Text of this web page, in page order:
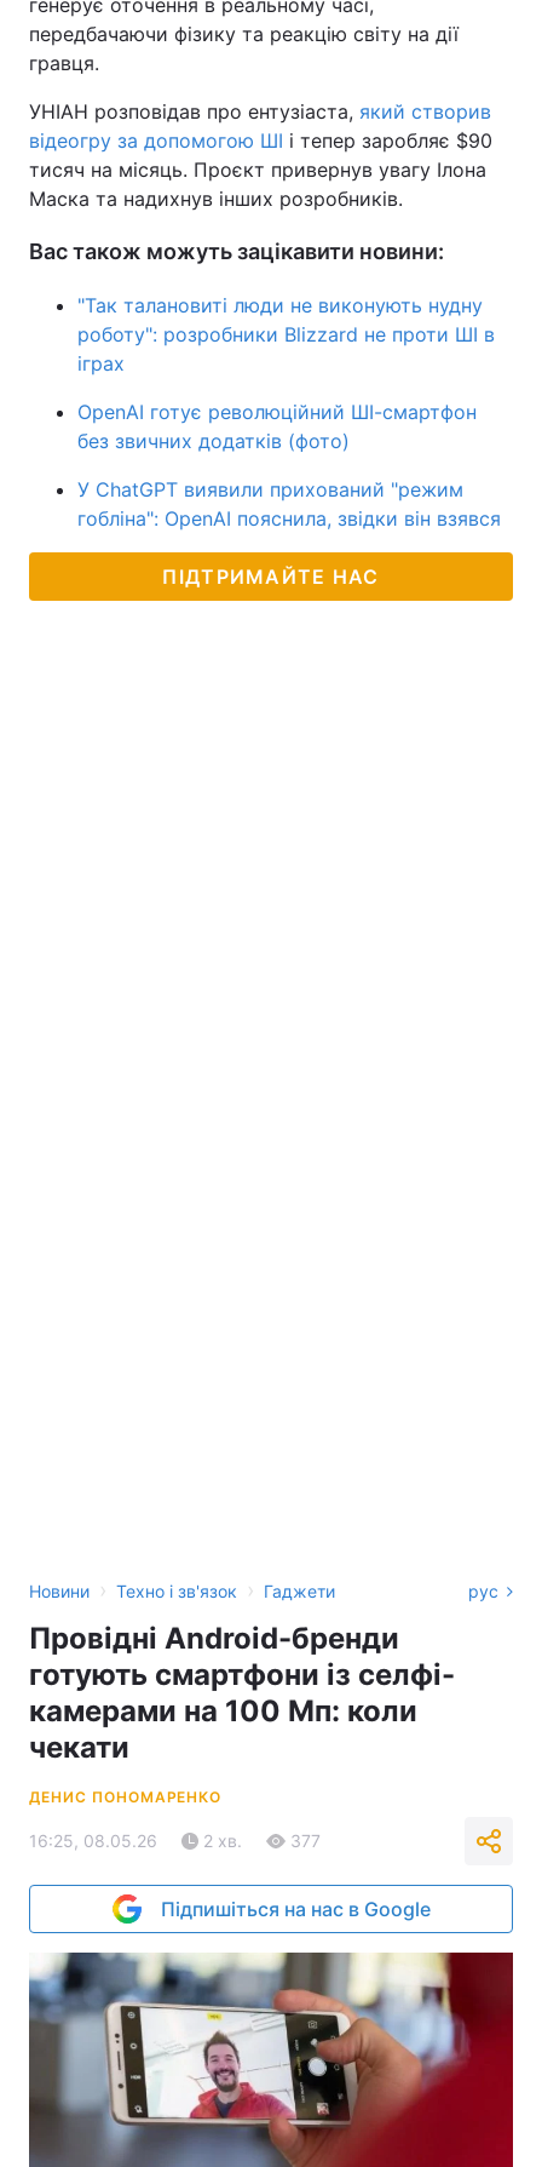
генерує оточення в реальному часі,
передбачаючи фізику та реакцію світу на дії
гравця.
УНІАН розповідав про ентузіаста, який створив
відеогру за допомогою ШІ і тепер заробляє $90
тисяч на місяць. Проєкт привернув увагу Ілона
Маска та надихнув інших розробників.
Вас також можуть зацікавити новини:
"Так талановиті люди не виконують нудну
роботу": розробники Blizzard не проти ШІ в
іграх
OpenAI готує революційний ШІ-смартфон
без звичних додатків (фото)
У ChatGPT виявили прихований "режим
гобліна": OpenAI пояснила, звідки він взявся
ПІДТРИМАЙТЕ НАС
Новини › Техно і зв'язок › Гаджети рус
Провідні Android-бренди
готують смартфони із селфі-
камерами на 100 Мп: коли
чекати
ДЕНИС ПОНОМАРЕНКО
16:25, 08.05.26 2 хв. 377
Підпишіться на нас в Google